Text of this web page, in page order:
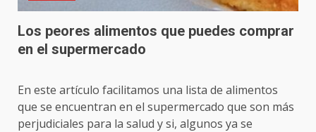
Los peores alimentos que puedes comprar
en el supermercado
En este artículo facilitamos una lista de alimentos
que se encuentran en el supermercado que son más
perjudiciales para la salud y si, algunos ya se